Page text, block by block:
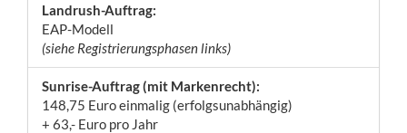
Landrush-Auftrag:
EAP-Modell
(siehe Registrierungsphasen links)
Sunrise-Auftrag (mit Markenrecht):
148,75 Euro einmalig (erfolgsunabhängig)
+ 63,- Euro pro Jahr